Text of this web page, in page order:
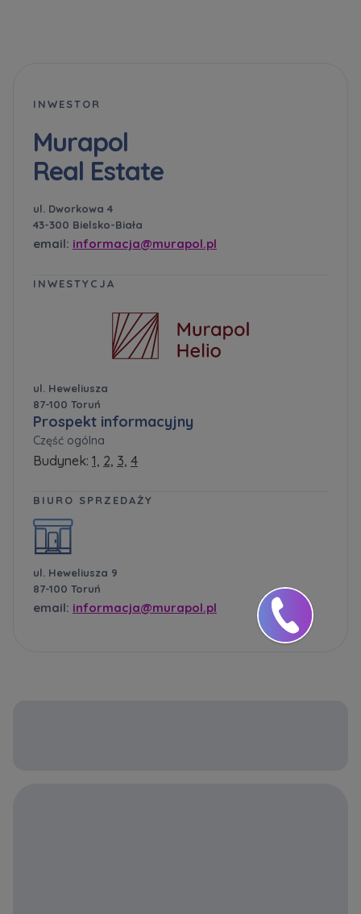
INWESTOR
Murapol
Real Estate
ul. Dworkowa 4
43-300 Bielsko-Biała
email: informacja@murapol.pl
INWESTYCJA
ul. Heweliusza
87-100 Toruń
Prospekt informacyjny
Część ogólna
Budynek: 1, 2, 3, 4
BIURO SPRZEDAŻY
ul. Heweliusza 9
87-100 Toruń
email: informacja@murapol.pl